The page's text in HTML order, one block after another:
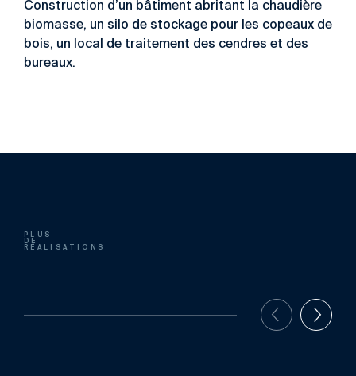
Construction d’un bâtiment abritant la chaudière
biomasse, un silo de stockage pour les copeaux de
bois, un local de traitement des cendres et des
bureaux.
PLUS
DE
RÉALISATIONS